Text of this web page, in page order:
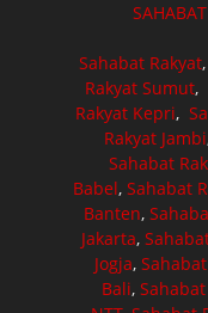
Sahabat Rakyat,
Rakyat Sumut,
Rakyat Kepri,
Rakyat Jambi
Sahabat
Babel,Sahabat
Banten,
Jakarta,
Jogja,
Bali,